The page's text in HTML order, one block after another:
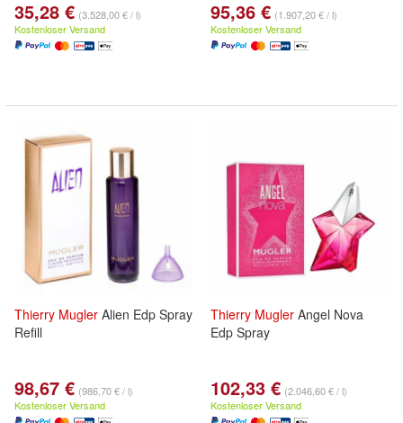
35,28 € (3.528,00 € / l)
Kostenloser Versand
95,36 € (1.907,20 € / l)
Kostenloser Versand
Thierry Mugler Alien Edp Spray
Refill
98,67 € (986,70 € / l)
Kostenloser Versand
Thierry Mugler Angel Nova
Edp Spray
102,33 € (2.046,60 € / l)
Kostenloser Versand